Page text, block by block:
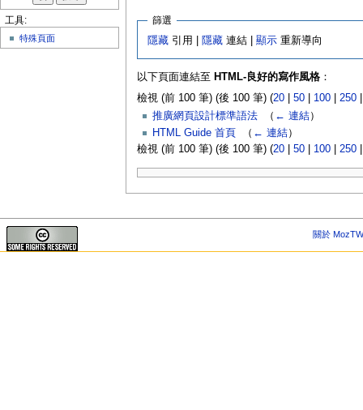
篩選
隱藏 引用 | 隱藏 連結 |顯示 重新導向
以下頁面連結至 HTML-良好的寫作風格：
檢視 (前 100 筆) (後 100 筆) (20| 50| 100| 250
推廣網頁設計標準語法‎ （ ← 連結）
HTML Guide 首頁‎ （ ← 連結）
檢視 (前 100 筆) (後 100 筆) (20| 50| 100| 250
工具:
特殊頁面
關於